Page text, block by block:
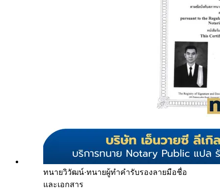
ทนายวิวัฒน์·ทนายผู้ทำคำรับรองลายมือชื่อ
และเอกสาร